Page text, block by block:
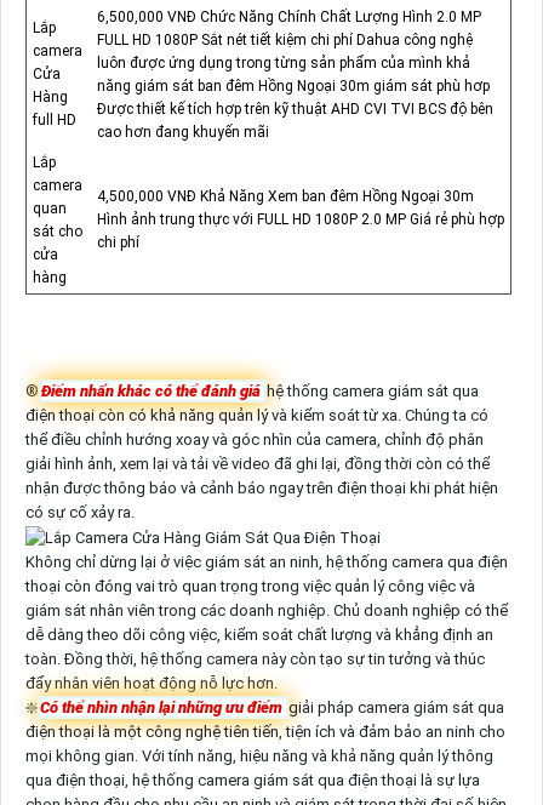
Lắp
camera
Cửa
Hàng
full HD
6,500,000 VNĐ Chức Năng Chính Chất Lượng Hình 2.0 MP
FULL HD 1080P Sắt nét tiết kiệm chi phí Dahua công nghệ
luôn được ứng dụng trong từng sản phẩm của mình khả
năng giám sát ban đêm Hồng Ngoại 30m giám sát phù hơp
Được thiết kế tích hợp trên kỹ thuật AHD CVI TVI BCS độ bên
cao hơn đang khuyến mãi
Lắp
camera
quan
sát cho
cửa
hàng
4,500,000 VNĐ Khả Năng Xem ban đêm Hồng Ngoại 30m
Hình ảnh trung thực với FULL HD 1080P 2.0 MP Giá rẻ phù hợp
chi phí
®️ Điểm nhấn khác có thể đánh giá hệ thống camera giám sát qua
điện thoại còn có khả năng quản lý và kiểm soát từ xa. Chúng ta có
thể điều chỉnh hướng xoay và góc nhìn của camera, chỉnh độ phân
giải hình ảnh, xem lại và tải về video đã ghi lại, đồng thời còn có thể
nhận được thông báo và cảnh báo ngay trên điện thoại khi phát hiện
có sự cố xảy ra.
Không chỉ dừng lại ở việc giám sát an ninh, hệ thống camera qua điện
thoại còn đóng vai trò quan trọng trong việc quản lý công việc và
giám sát nhân viên trong các doanh nghiệp. Chủ doanh nghiệp có thể
dễ dàng theo dõi công việc, kiểm soát chất lượng và khẳng định an
toàn. Đồng thời, hệ thống camera này còn tạo sự tin tưởng và thúc
đẩy nhân viên hoạt động nỗ lực hơn.
❇️Có thể nhìn nhận lại những ưu điểm giải pháp camera giám sát qua
điện thoại là một công nghệ tiên tiến, tiện ích và đảm bảo an ninh cho
mọi không gian. Với tính năng, hiệu năng và khả năng quản lý thông
qua điện thoại, hệ thống camera giám sát qua điện thoại là sự lựa